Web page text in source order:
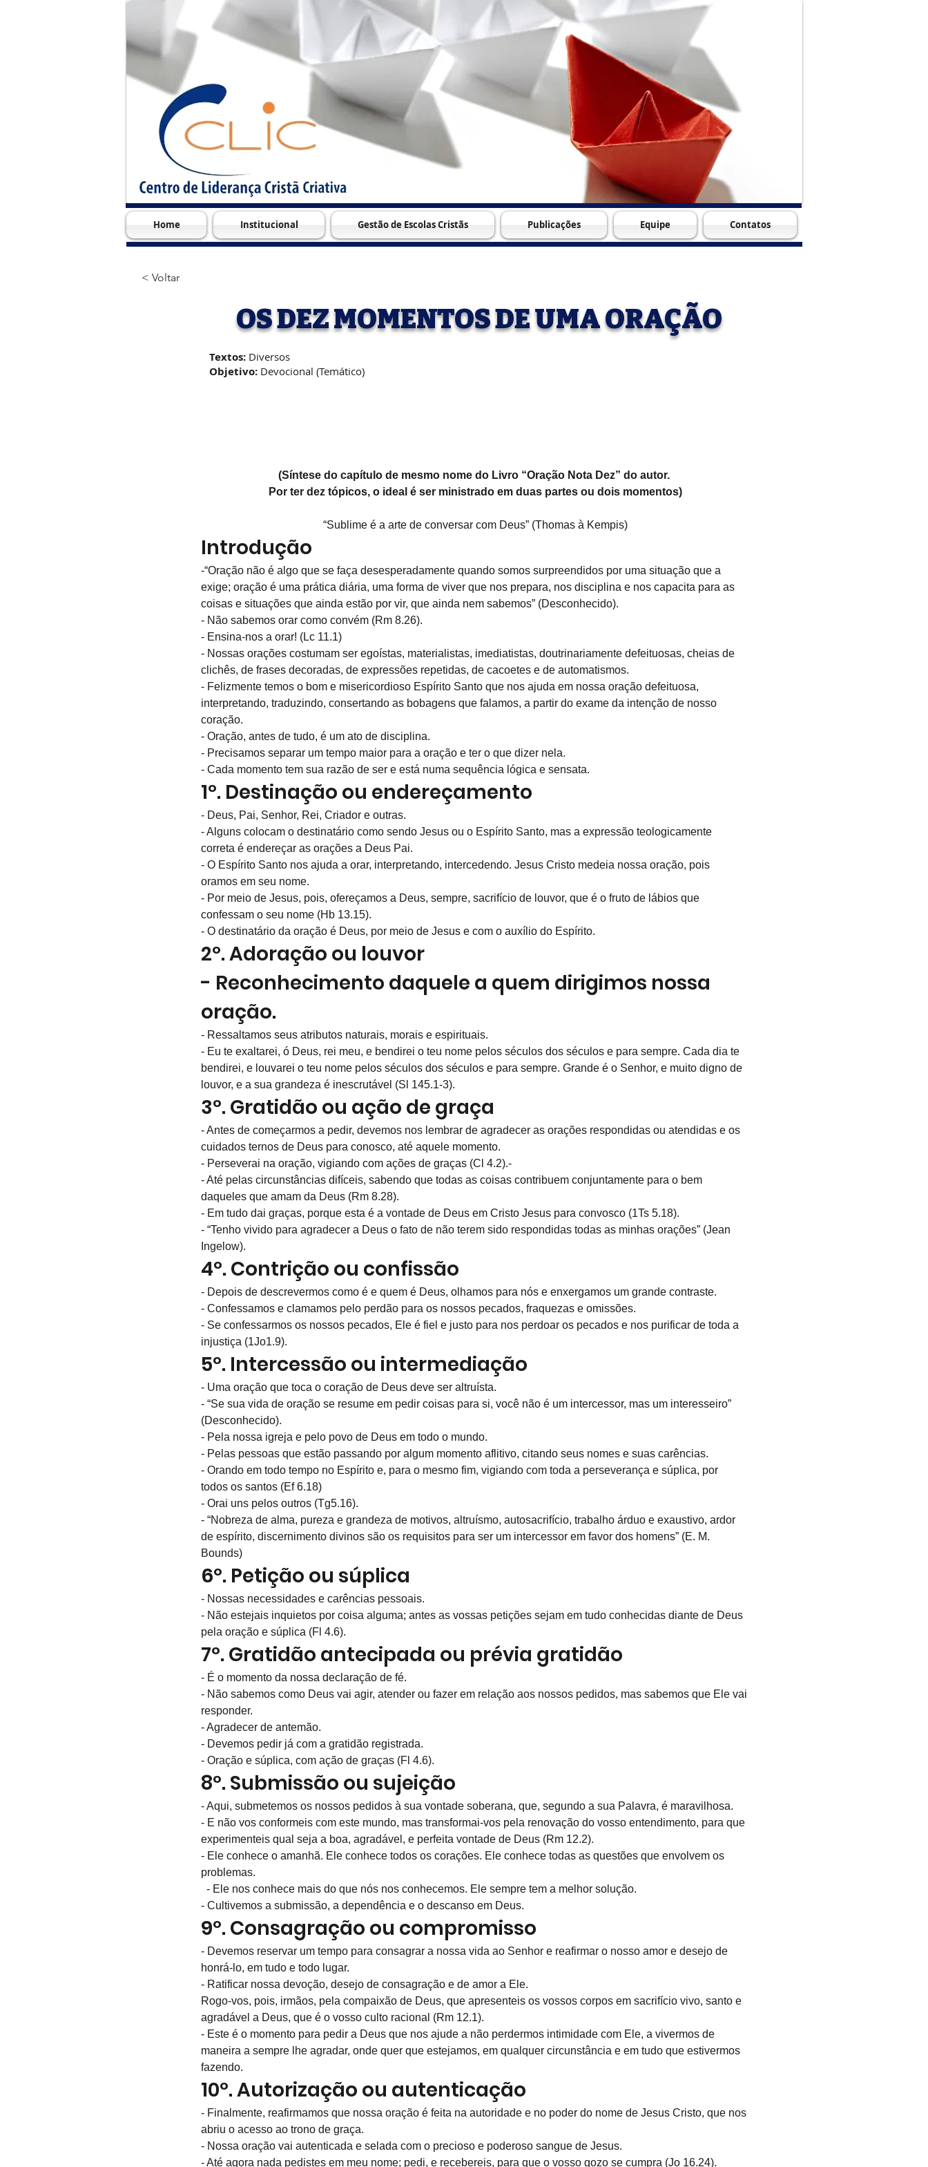
Home Institucional Gestão de Escolas Cristãs Publicações Equipe Contatos
< Voltar
OS DEZ MOMENTOS DE UMA ORAÇÃO
Textos: Diversos
Objetivo: Devocional (Temático)
(Síntese do capítulo de mesmo nome do Livro “Oração Nota Dez” do autor.
Por ter dez tópicos, o ideal é ser ministrado em duas partes ou dois momentos)
“Sublime é a arte de conversar com Deus” (Thomas à Kempis)
Introdução
-“Oração não é algo que se faça desesperadamente quando somos surpreendidos por uma situação que a
exige; oração é uma prática diária, uma forma de viver que nos prepara, nos disciplina e nos capacita para as
coisas e situações que ainda estão por vir, que ainda nem sabemos” (Desconhecido).
- Não sabemos orar como convém (Rm 8.26).
- Ensina-nos a orar! (Lc 11.1)
- Nossas orações costumam ser egoístas, materialistas, imediatistas, doutrinariamente defeituosas, cheias de
clichês, de frases decoradas, de expressões repetidas, de cacoetes e de automatismos.
- Felizmente temos o bom e misericordioso Espírito Santo que nos ajuda em nossa oração defeituosa,
interpretando, traduzindo, consertando as bobagens que falamos, a partir do exame da intenção de nosso
coração.
- Oração, antes de tudo, é um ato de disciplina.
- Precisamos separar um tempo maior para a oração e ter o que dizer nela.
- Cada momento tem sua razão de ser e está numa sequência lógica e sensata.
1º. Destinação ou endereçamento
- Deus, Pai, Senhor, Rei, Criador e outras.
- Alguns colocam o destinatário como sendo Jesus ou o Espírito Santo, mas a expressão teologicamente
correta é endereçar as orações a Deus Pai.
- O Espírito Santo nos ajuda a orar, interpretando, intercedendo. Jesus Cristo medeia nossa oração, pois
oramos em seu nome.
- Por meio de Jesus, pois, ofereçamos a Deus, sempre, sacrifício de louvor, que é o fruto de lábios que
confessam o seu nome (Hb 13.15).
- O destinatário da oração é Deus, por meio de Jesus e com o auxílio do Espírito.
2º. Adoração ou louvor
- Reconhecimento daquele a quem dirigimos nossa
oração.
- Ressaltamos seus atributos naturais, morais e espirituais.
- Eu te exaltarei, ó Deus, rei meu, e bendirei o teu nome pelos séculos dos séculos e para sempre. Cada dia te
bendirei, e louvarei o teu nome pelos séculos dos séculos e para sempre. Grande é o Senhor, e muito digno de
louvor, e a sua grandeza é inescrutável (Sl 145.1-3).
3º. Gratidão ou ação de graça
- Antes de começarmos a pedir, devemos nos lembrar de agradecer as orações respondidas ou atendidas e os
cuidados ternos de Deus para conosco, até aquele momento.
- Perseverai na oração, vigiando com ações de graças (Cl 4.2).-
- Até pelas circunstâncias difíceis, sabendo que todas as coisas contribuem conjuntamente para o bem
daqueles que amam da Deus (Rm 8.28).
- Em tudo dai graças, porque esta é a vontade de Deus em Cristo Jesus para convosco (1Ts 5.18).
- “Tenho vivido para agradecer a Deus o fato de não terem sido respondidas todas as minhas orações” (Jean
Ingelow).
4º. Contrição ou confissão
- Depois de descrevermos como é e quem é Deus, olhamos para nós e enxergamos um grande contraste.
- Confessamos e clamamos pelo perdão para os nossos pecados, fraquezas e omissões.
- Se confessarmos os nossos pecados, Ele é fiel e justo para nos perdoar os pecados e nos purificar de toda a
injustiça (1Jo1.9).
5º. Intercessão ou intermediação
- Uma oração que toca o coração de Deus deve ser altruísta.
- “Se sua vida de oração se resume em pedir coisas para si, você não é um intercessor, mas um interesseiro”
(Desconhecido).
- Pela nossa igreja e pelo povo de Deus em todo o mundo.
- Pelas pessoas que estão passando por algum momento aflitivo, citando seus nomes e suas carências.
- Orando em todo tempo no Espírito e, para o mesmo fim, vigiando com toda a perseverança e súplica, por
todos os santos (Ef 6.18)
- Orai uns pelos outros (Tg5.16).
- “Nobreza de alma, pureza e grandeza de motivos, altruísmo, autosacrifício, trabalho árduo e exaustivo, ardor
de espírito, discernimento divinos são os requisitos para ser um intercessor em favor dos homens” (E. M.
Bounds)
6º. Petição ou súplica
- Nossas necessidades e carências pessoais.
- Não estejais inquietos por coisa alguma; antes as vossas petições sejam em tudo conhecidas diante de Deus
pela oração e súplica (Fl 4.6).
7º. Gratidão antecipada ou prévia gratidão
- É o momento da nossa declaração de fé.
- Não sabemos como Deus vai agir, atender ou fazer em relação aos nossos pedidos, mas sabemos que Ele vai
responder.
- Agradecer de antemão.
- Devemos pedir já com a gratidão registrada.
- Oração e súplica, com ação de graças (Fl 4.6).
8º. Submissão ou sujeição
- Aqui, submetemos os nossos pedidos à sua vontade soberana, que, segundo a sua Palavra, é maravilhosa.
- E não vos conformeis com este mundo, mas transformai-vos pela renovação do vosso entendimento, para que
experimenteis qual seja a boa, agradável, e perfeita vontade de Deus (Rm 12.2).
- Ele conhece o amanhã. Ele conhece todos os corações. Ele conhece todas as questões que envolvem os
problemas.
  - Ele nos conhece mais do que nós nos conhecemos. Ele sempre tem a melhor solução.
- Cultivemos a submissão, a dependência e o descanso em Deus.
9º. Consagração ou compromisso
- Devemos reservar um tempo para consagrar a nossa vida ao Senhor e reafirmar o nosso amor e desejo de
honrá-lo, em tudo e todo lugar.
- Ratificar nossa devoção, desejo de consagração e de amor a Ele.
Rogo-vos, pois, irmãos, pela compaixão de Deus, que apresenteis os vossos corpos em sacrifício vivo, santo e
agradável a Deus, que é o vosso culto racional (Rm 12.1).
- Este é o momento para pedir a Deus que nos ajude a não perdermos intimidade com Ele, a vivermos de
maneira a sempre lhe agradar, onde quer que estejamos, em qualquer circunstância e em tudo que estivermos
fazendo.
10º. Autorização ou autenticação
- Finalmente, reafirmamos que nossa oração é feita na autoridade e no poder do nome de Jesus Cristo, que nos
abriu o acesso ao trono de graça.
- Nossa oração vai autenticada e selada com o precioso e poderoso sangue de Jesus.
- Até agora nada pedistes em meu nome; pedi, e recebereis, para que o vosso gozo se cumpra (Jo 16.24).